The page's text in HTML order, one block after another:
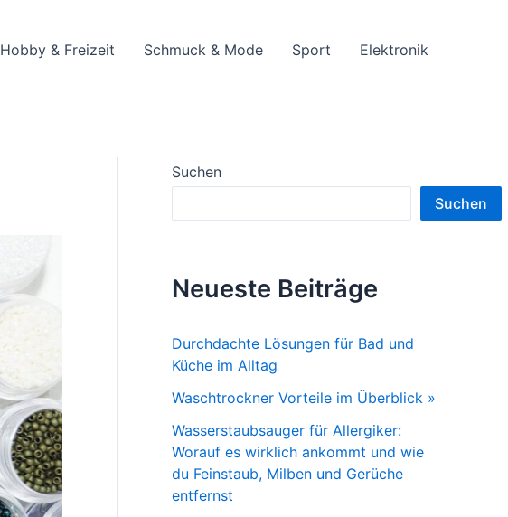
Hobby & Freizeit Schmuck & Mode Sport Elektronik
Suchen
Suchen
Neueste Beiträge
Durchdachte Lösungen für Bad und
Küche im Alltag
Waschtrockner Vorteile im Überblick »
Wasserstaubsauger für Allergiker:
Worauf es wirklich ankommt und wie
du Feinstaub, Milben und Gerüche
entfernst